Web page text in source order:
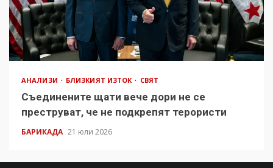
АНАЛИЗИ БЛИЗКИЯТ ИЗТОК СВЯТ
Съединените щати вече дори не се
преструват, че не подкрепят терористи
БАРИКАДА 21 юли 2026